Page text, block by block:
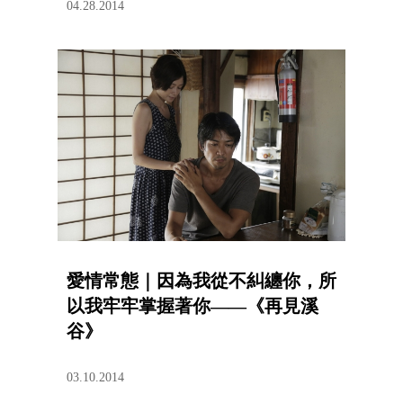
04.28.2014
愛情常態｜因為我從不糾纏你，所
以我牢牢掌握著你——《再見溪
谷》
03.10.2014